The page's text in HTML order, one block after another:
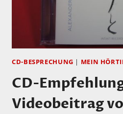
CD-BESPRECHUNG | MEIN
CD-
Videobeitrag